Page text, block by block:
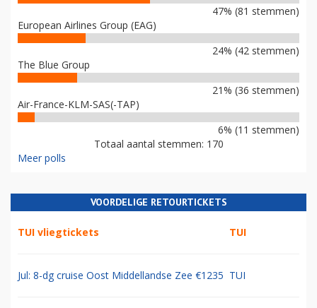
47% (81 stemmen)
European Airlines Group (EAG)
24% (42 stemmen)
The Blue Group
21% (36 stemmen)
Air-France-KLM-SAS(-TAP)
6% (11 stemmen)
Totaal aantal stemmen: 170
Meer polls
VOORDELIGE RETOURTICKETS
TUI vliegtickets TUI
Jul: 8-dg cruise Oost Middellandse Zee €1235 TUI